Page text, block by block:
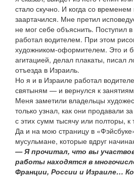
стало скучно. И когда со
заартачился. Мне претил
не мог себе объяснить. Поступил
работал водителем. При этом
художником-оформителем. Это и
агитацией, делал плакаты, писал
отъезда в Израиль.
Но я и в Израиле работал
святыням — и вернулся к
Меня заметили владельцы
только узнал, как они продавали
с этих сумм тысячу или полторы,
Да и на мою страницу в
мусульмане, которые вдруг
— Я прочитал, что вы
работы находятся в
Франции, России и Израиле…